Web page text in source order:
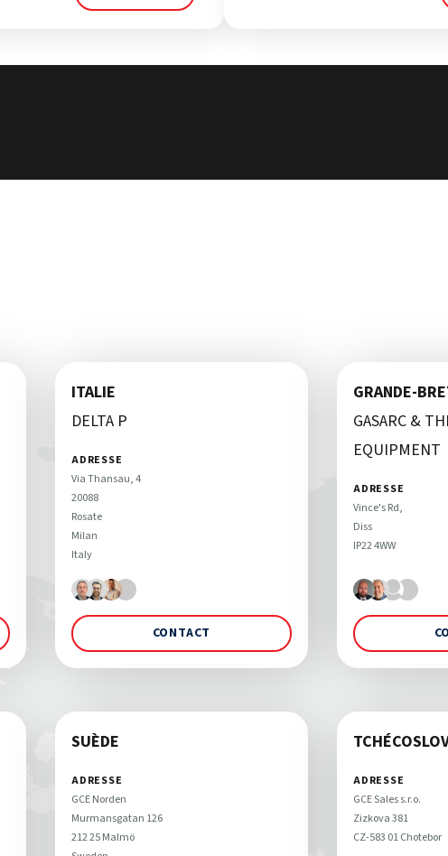
ITALIE
DELTA P
ADRESSE
Via Thansau, 4
20088
Rosate
Milan
Italy
CONTACT
GRANDE-
GASARC &
EQUIPMENT
ADRESSE
Vince's Rd,
Diss
SUÈDE
ADRESSE
GCE Norden
Murmansgatan 126
212 25 Malmö
ADRESSE
GCE Sales s.r.o.
Zizkova 381
CZ-583 01 Chotebor